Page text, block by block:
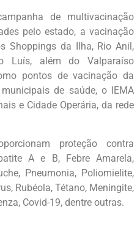
de multivacinação
pelo estado, a vacinação
Shoppings da Ilha, Rio Anil,
Luís, além do Valparaíso
pontos de vacinação da
de saúde, o IEMA
e Cidade Operária, da rede
proteção contra
A e B, Febre Amarela,
Pneumonia, Poliomielite,
Rubéola, Tétano, Meningite,
Covid-19, dentre outras.